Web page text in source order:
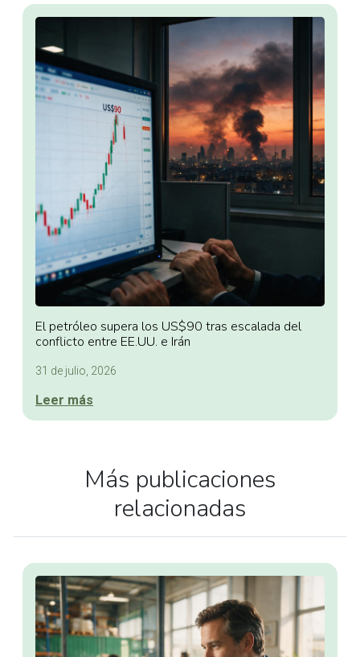
El petróleo supera los US$90 tras escalada del
conflicto entre EE.UU. e Irán
31 de julio, 2026
Leer más
Más publicaciones
relacionadas